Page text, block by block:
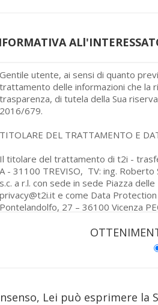
Lei può esprimere